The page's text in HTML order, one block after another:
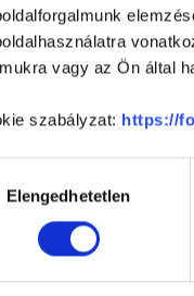
vagy az Ön által
szabályzat: https://
Elengedhetetlen